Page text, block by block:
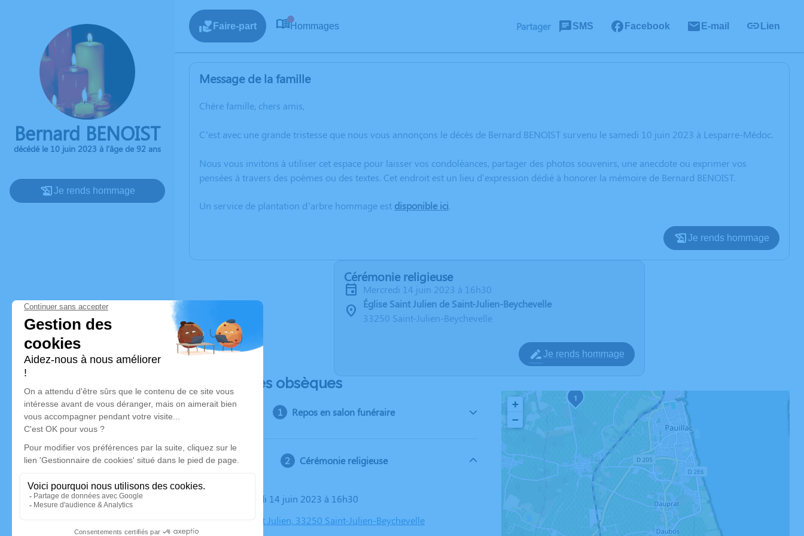
Bernard BENOIST
décédé le 10 juin 2023 à l'âge de 92 ans
Je rends hommage
Faire-part Hommages Partager SMS Facebook E-mail Lien
Message de la famille
Chère famille, chers amis,
C’est avec une grande tristesse que nous vous annonçons le décès de Bernard BENOIST survenu le samedi 10 juin 2023 à Lesparre-Médoc.
Nous vous invitons à utiliser cet espace pour laisser vos condoléances, partager des photos souvenirs, une anecdote ou exprimer vos
pensées à travers des poèmes ou des textes. Cet endroit est un lieu d'expression dédié à honorer la mémoire de Bernard BENOIST.
Un service de plantation d’arbre hommage est disponible ici.
Je rends hommage
Cérémonie religieuse
mercredi 14 juin 2023 à 16h30
Église Saint Julien de Saint-Julien-Beychevelle
33250 Saint-Julien-Beychevelle
Je rends hommage
Déroulé des obsèques
Repos en salon funéraire
Cérémonie religieuse
Le mercredi 14 juin 2023 à 16h30
Église Saint Julien, 33250 Saint-Julien-Beychevelle
1
+
−